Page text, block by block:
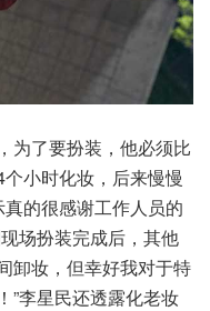
为了要扮装，他必须比
小时化妆，后来慢慢
的很感谢工作人员的
场扮装完成后，其他
卸妆，但幸好我对于特
”李星民还透露化老妆